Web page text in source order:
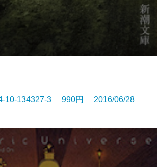
10-134327-3 990円 2016/06/28